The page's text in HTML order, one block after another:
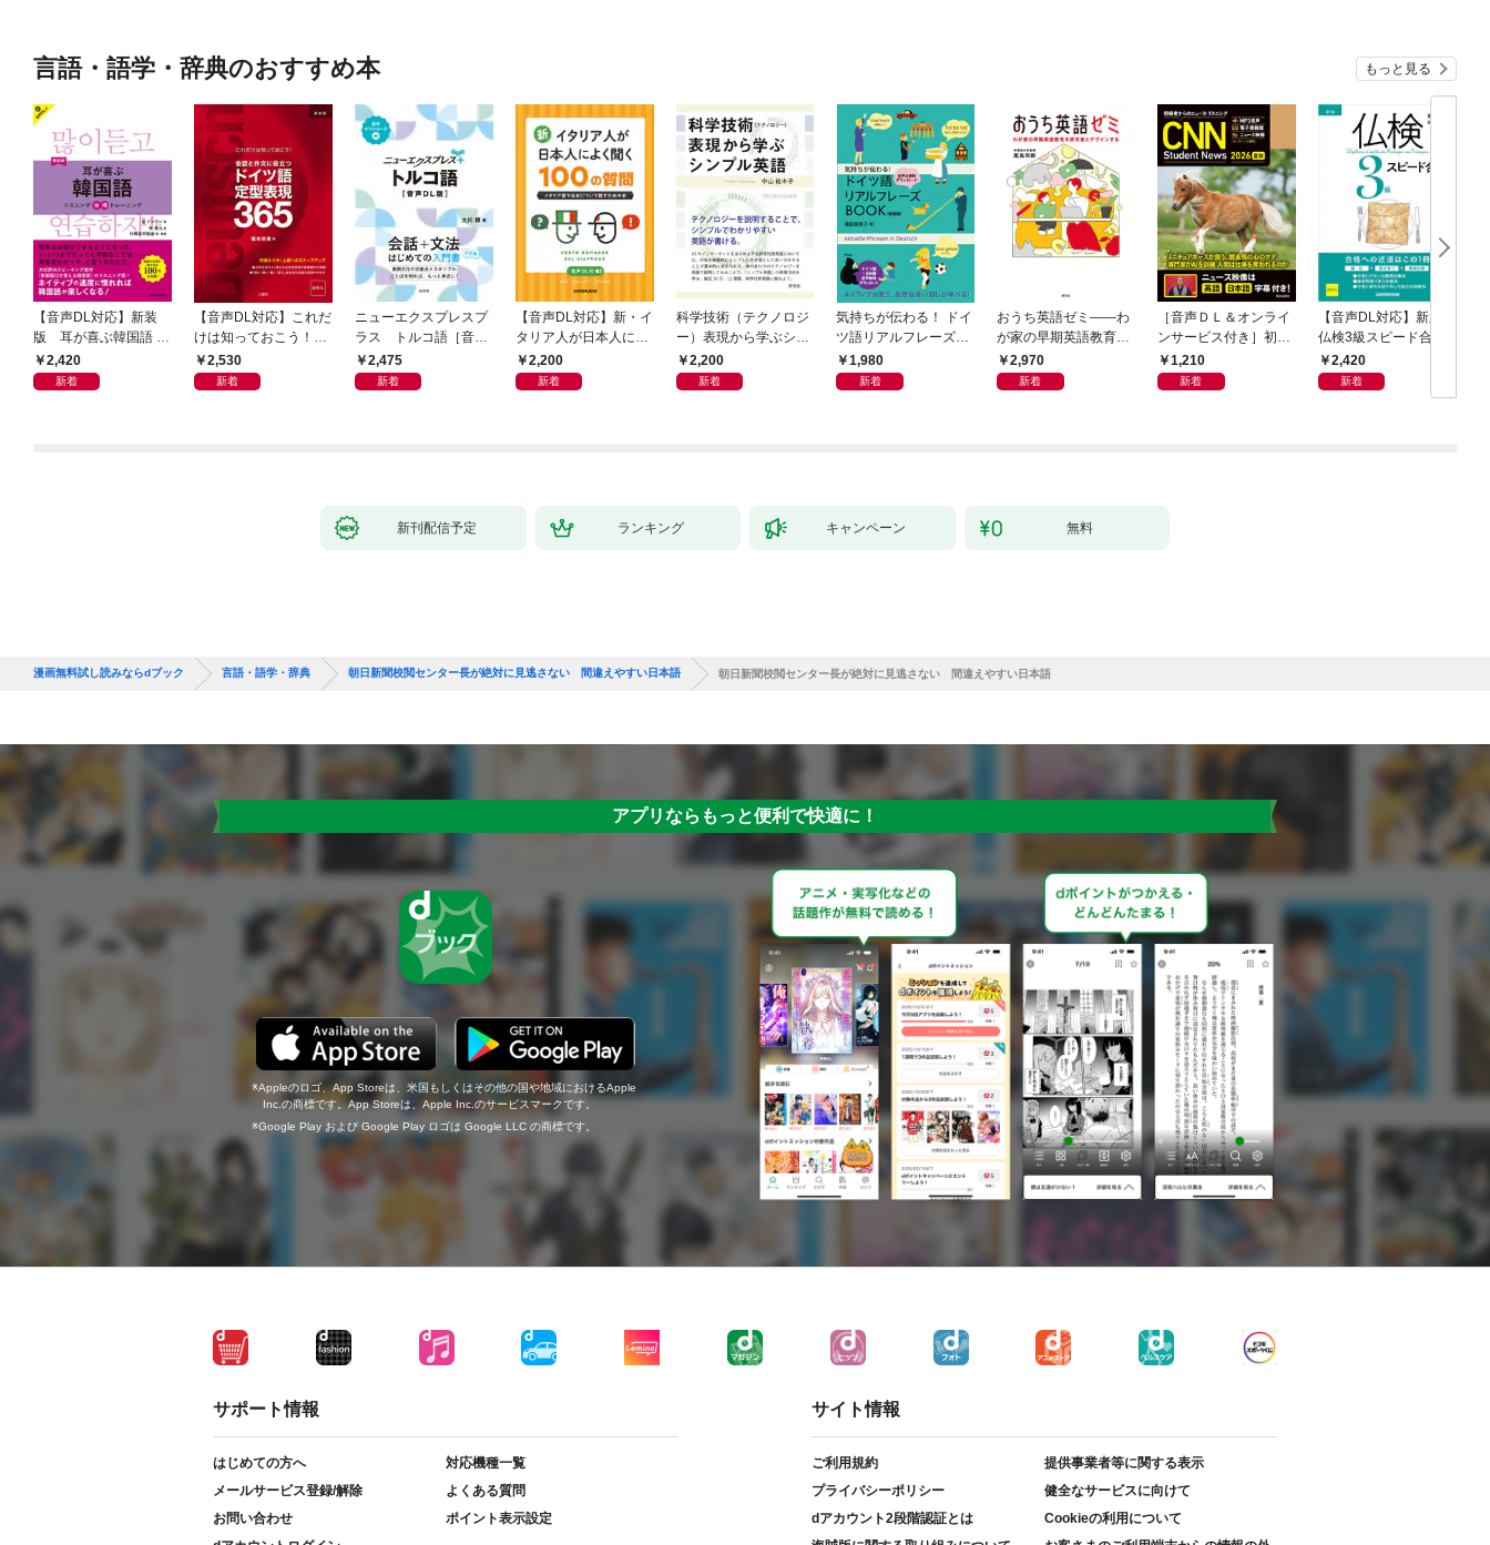
言語・語学・辞典のおすすめ本 もっと見る
【音声DL対応】新装
版 耳が喜ぶ韓国語 リ
スニング体得トレーニ
ング
2,420
新着
【音声DL対応】これだ
けは知っておこう！
新装版 会話と作文に役
立つドイツ語定型表現
2,530
新着
ニューエクスプレスプ
ラス トルコ語［音声
DL版］
2,475
新着
【音声DL対応】新・イ
タリア人が日本人によ
く聞く100の質問
2,200
新着
科学技術（テクノロジ
ー）表現から学ぶシン
プル英語
2,200
新着
気持ちが伝わる！ ドイ
ツ語リアルフレーズB
OOK〈新装版〉
1,980
新着
おうち英語ゼミ――わ
が家の早期英語教育を
研究者とデザインする
2,970
新着
［音声ＤＬ＆オンライ
ンサービス付き］初級
者からのニュース・リ
スニング CNN Student
1,210
新着
【音声DL対応】新版
仏検3級スピード合格
2,420
新着
新刊配信予定 ランキング キャンペーン 無料
漫画無料試し読みならdブック 言語・語学・辞典 朝日新聞校閲センター長が絶対に見逃さない 間違えやすい日本語 朝日新聞校閲センター長が絶対に見逃さない 間違えやすい日本語
アプリならもっと便利で快適に！
Appleのロゴ、App Storeは、米国もしくはその他の国や地域におけるApple
Inc.の商標です。App Storeは、Apple Inc.のサービスマークです。
Google Play および Google Play ロゴは Google LLC の商標です。
サポート情報
はじめての方へ
対応機種一覧
メールサービス登録/解除
よくある質問
お問い合わせ
ポイント表示設定
サイト情報
ご利用規約
提供事業者等に関する表示
プライバシーポリシー
健全なサービスに向けて
dアカウント2段階認証とは
Cookieの利用について